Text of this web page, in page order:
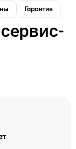
Гарантия